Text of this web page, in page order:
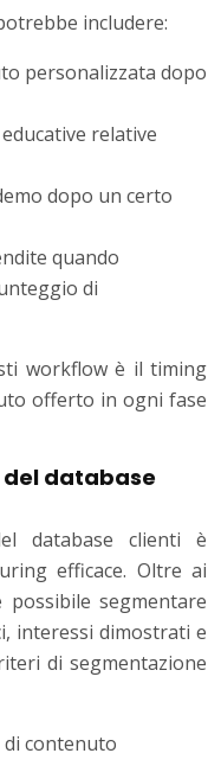
includere:
personalizzata dopo
relative
dopo un certo
quando
di
workflow è il timing
offerto in ogni fase
database
database clienti è
efficace. Oltre ai
segmentare
interessi dimostrati e
di segmentazione
di contenuto